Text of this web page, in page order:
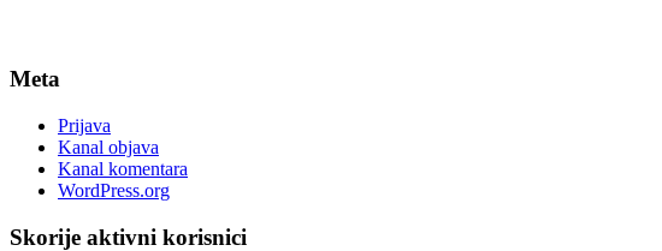
Meta
Prijava
Kanal objava
Kanal komentara
WordPress.org
Skorije aktivni korisnici